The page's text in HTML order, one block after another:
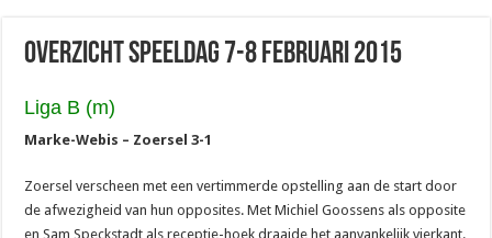
Overzicht speeldag 7-8 februari 2015
Liga B (m)
Marke-Webis – Zoersel 3-1
Zoersel verscheen met een vertimmerde opstelling aan de start door
de afwezigheid van hun opposites. Met Michiel Goossens als opposite
en Sam Speckstadt als receptie-hoek draaide het aanvankelijk vierkant.